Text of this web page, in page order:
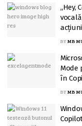
„Hey,
BY MB
Mode
în
BY MB